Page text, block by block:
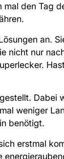
mal den Tag
an.
nicht nur
Dabei
weniger
benötigt.
erstmal